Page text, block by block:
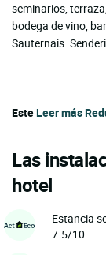
seminarios,
bodega de vino,
Sauternais.
EsteLeer más
Las
hotel
Estancia
7.5/10